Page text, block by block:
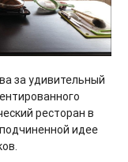
за удивительный
ресторан в
идее